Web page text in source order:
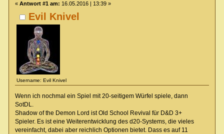
Evil Knivel
Username: Evil Knivel
« Antwort #1 am: 16.05.2016 | 13:39 »
Wenn ich nochmal ein Spiel mit 20-seitigem Würfel spiele, dann
SotDL.
Shadow of the Demon Lord ist Old School Revival für D&D 3+
Spieler. Es ist eine Weiterentwicklung des d20-Systems, die vieles
vereinfacht, dabei aber reichlich Optionen bietet. Dass es auf 11